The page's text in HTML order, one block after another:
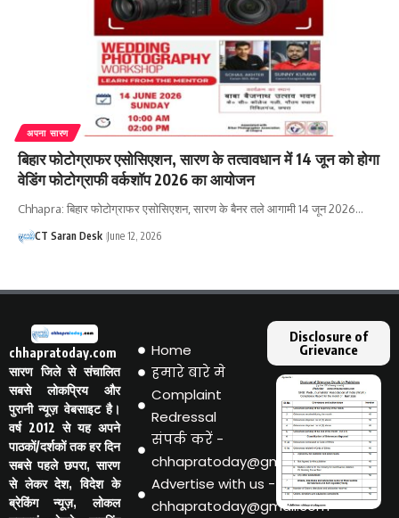
अपना सारण
बिहार फोटोग्राफर एसोसिएशन, सारण के तत्वावधान में 14 जून को होगा
वेडिंग फोटोग्राफी वर्कशॉप 2026 का आयोजन
Chhapra: बिहार फोटोग्राफर एसोसिएशन, सारण के बैनर तले आगामी 14 जून 2026…
CT Saran Desk June 12, 2026
chhapratoday.com
सारण जिले से संचालित
सबसे लोकप्रिय और
पुरानी न्यूज़ वेबसाइट है।
वर्ष 2012 से यह अपने
पाठकों/दर्शकों तक हर दिन
सबसे पहले छपरा, सारण
से लेकर देश, विदेश के
ब्रेकिंग न्यूज़, लोकल
Home
हमारे बारे मे
Complaint
Redressal
संपर्क करें -
chhapratoday@gmail.com
Advertise with us -
chhapratoday@gmail.com
Disclosure of
Grievance